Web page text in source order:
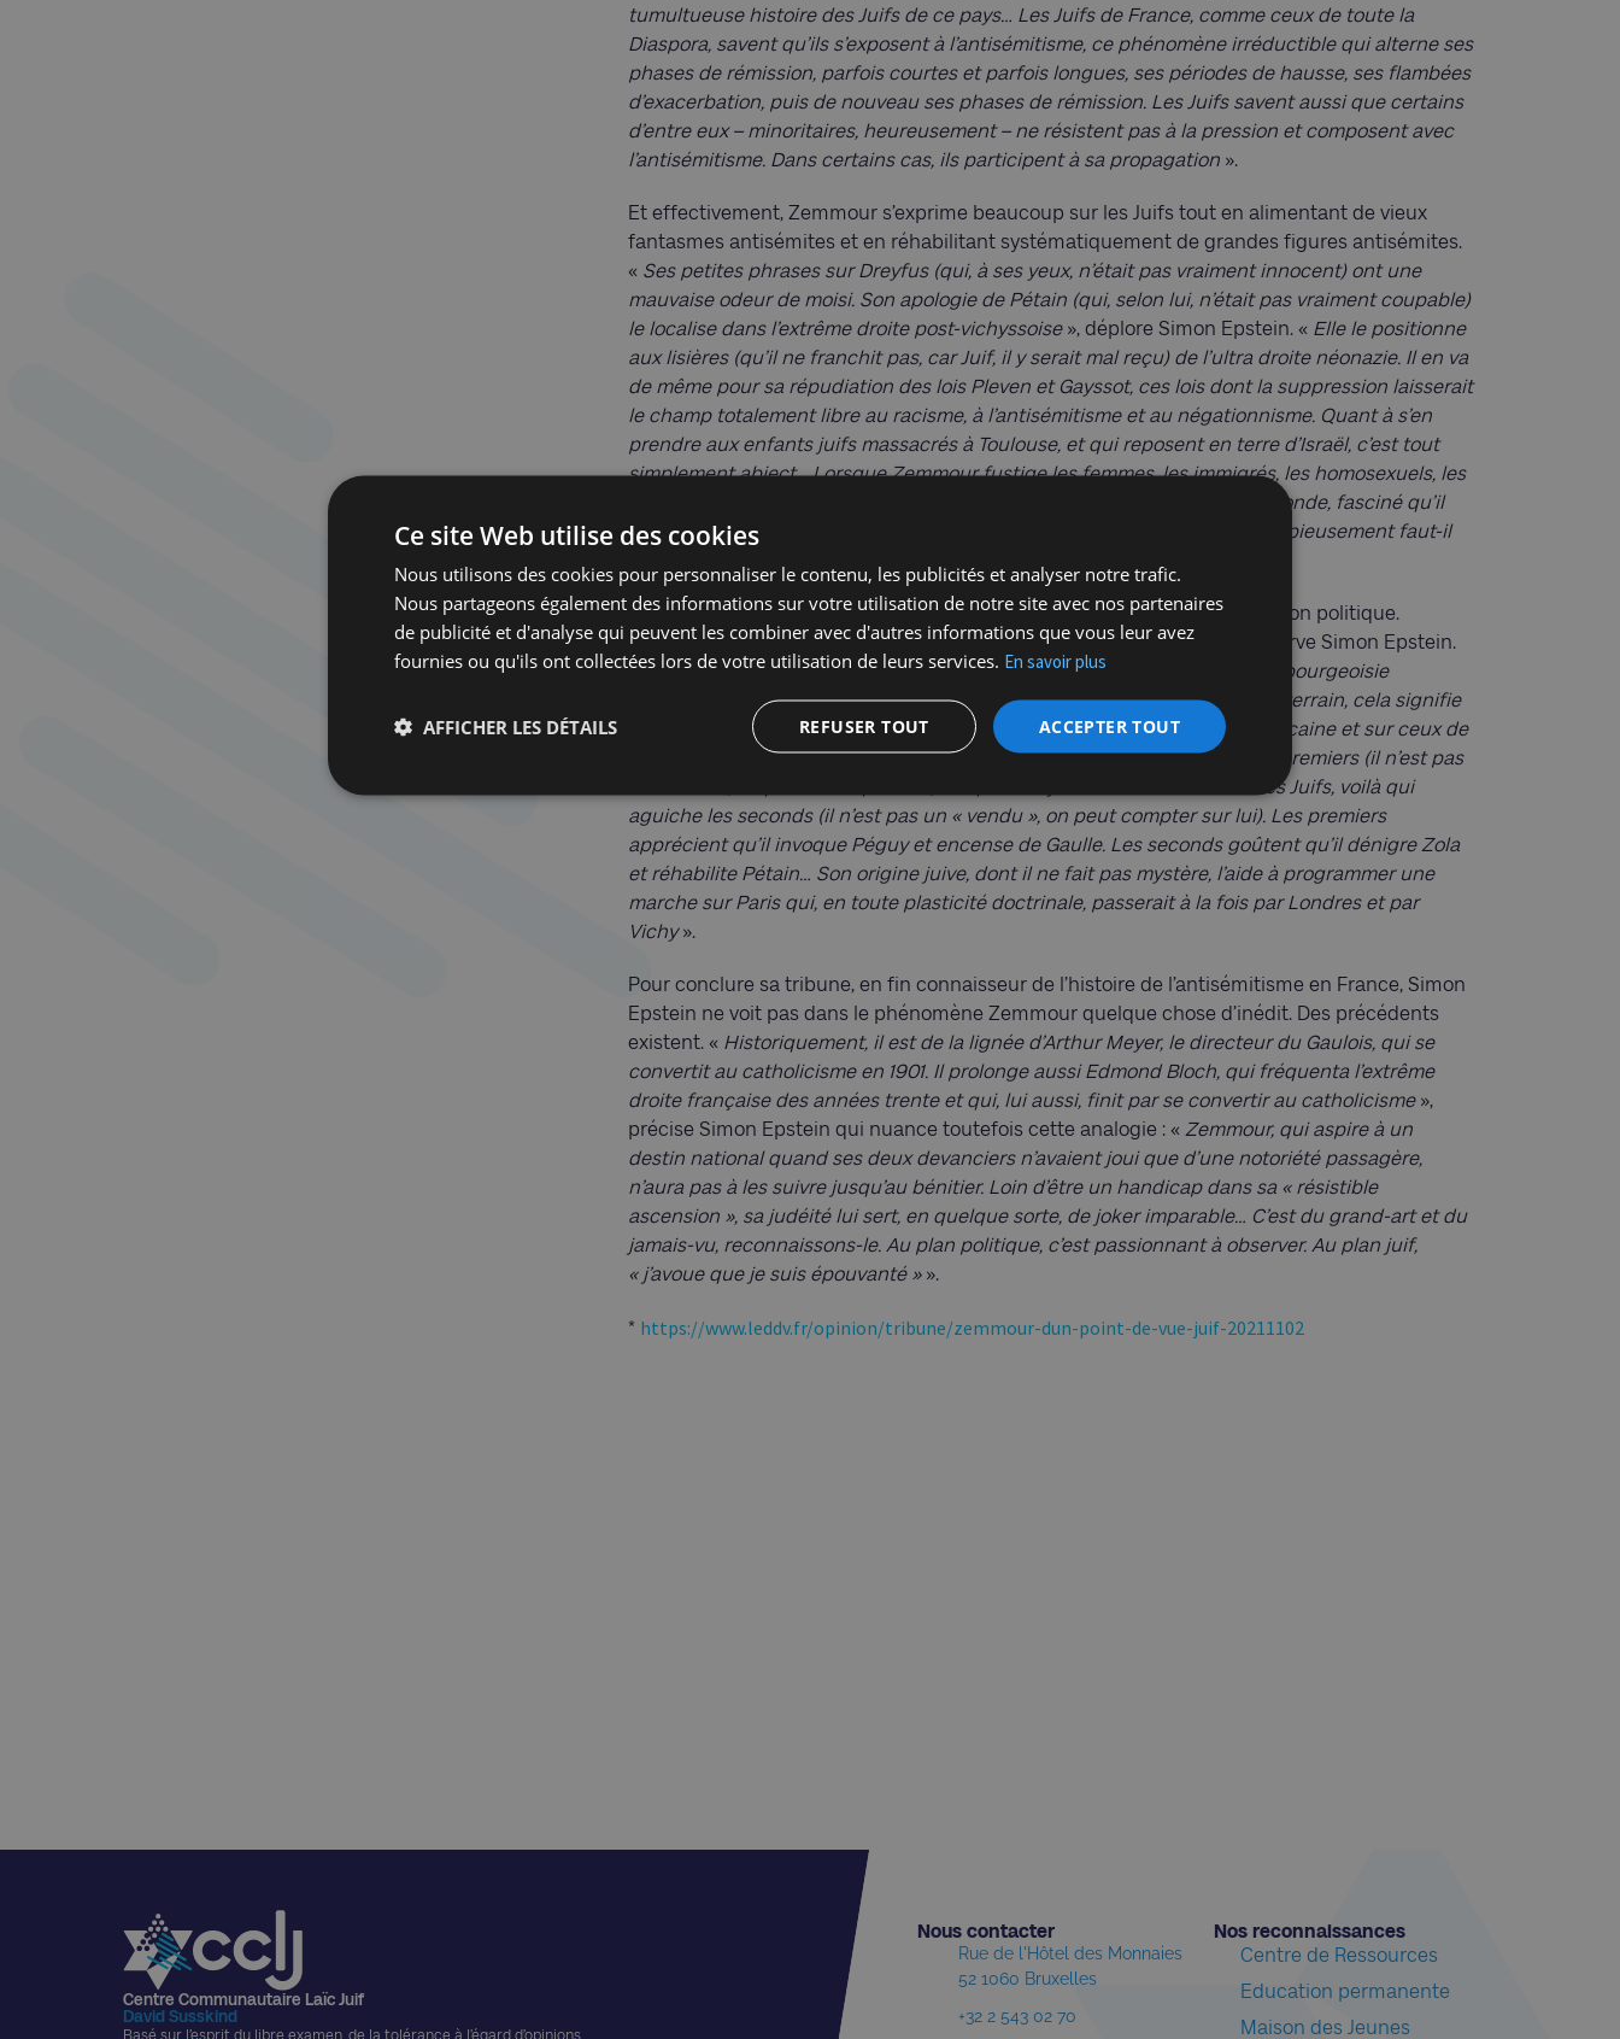
tumultueuse histoire des Juifs de ce pays… Les Juifs de France, comme ceux de toute la
Diaspora, savent qu’ils s’exposent à l’antisémitisme, ce phénomène irréductible qui alterne ses
phases de rémission, parfois courtes et parfois longues, ses périodes de hausse, ses flambées
d’exacerbation, puis de nouveau ses phases de rémission. Les Juifs savent aussi que certains
d’entre eux – minoritaires, heureusement – ne résistent pas à la pression et composent avec
l’antisémitisme. Dans certains cas, ils participent à sa propagation ».
Et effectivement, Zemmour s’exprime beaucoup sur les Juifs tout en alimentant de vieux
fantasmes antisémites et en réhabilitant systématiquement de grandes figures antisémites.
« Ses petites phrases sur Dreyfus (qui, à ses yeux, n’était pas vraiment innocent) ont une
mauvaise odeur de moisi. Son apologie de Pétain (qui, selon lui, n’était pas vraiment coupable)
le localise dans l’extrême droite post-vichyssoise», déplore Simon Epstein. « Elle le positionne
aux lisières (qu’il ne franchit pas, car Juif, il y serait mal reçu) de l’ultra droite néonazie. Il en va
de même pour sa répudiation des lois Pleven et Gayssot, ces lois dont la suppression laisserait
le champ totalement libre au racisme, à l’antisémitisme et au négationnisme. Quant à s’en
prendre aux enfants juifs massacrés à Toulouse, et qui reposent en terre d’Israël, c’est tout
simplement abject… Lorsque Zemmour fustige les femmes, les immigrés, les homosexuels, les
socialistes, les centristes, les élites, les bobos, il le fait par conviction profonde, fasciné qu’il
est par cette rhétorique d’extrême droite qu’il a lui-même enrichie, fort copieusement faut-il
Curieusement, la judéité n’apparait comme un obstacle dans son ascension politique.
«Quand il étrille les Juifs, il le fait aussi par ingéniosité médiatique
», observe Simon Epstein.
«Sa mission historique, telle qu’il la conçoit, est en effet de réconcilier la bourgeoisie
patriotique et les classes populaires. En langage décodé, en politique de terrain, cela signifie
qu’il mise à la fois, ce qui est difficile, sur les électeurs de la droite républicaine et sur ceux de
l’extrême droite populiste. Or qu’il soit lui-même juif, voilà qui rassure les premiers (il n’est pas
un fasciste, on peut voter pour lui). Et qu’il soit juif tout en malmenant les Juifs, voilà qui
aguiche les seconds (il n’est pas un « vendu », on peut compter sur lui). Les premiers
apprécient qu’il invoque Péguy et encense de Gaulle. Les seconds goûtent qu’il dénigre Zola
et réhabilite Pétain… Son origine juive, dont il ne fait pas mystère, l’aide à programmer une
marche sur Paris qui, en toute plasticité doctrinale, passerait à la fois par Londres et par
Vichy».
Pour conclure sa tribune, en fin connaisseur de l’histoire de l’antisémitisme en France, Simon
Epstein ne voit pas dans le phénomène Zemmour quelque chose d’inédit. Des précédents
existent. « Historiquement, il est de la lignée d’Arthur Meyer, le directeur du Gaulois, qui se
convertit au catholicisme en 1901. Il prolonge aussi Edmond Bloch, qui fréquenta l’extrême
droite française des années trente et qui, lui aussi, finit par se convertir au catholicisme»,
précise Simon Epstein qui nuance toutefois cette analogie : « Zemmour, qui aspire à un
destin national quand ses deux devanciers n’avaient joui que d’une notoriété passagère,
n’aura pas à les suivre jusqu’au bénitier. Loin d’être un handicap dans sa « résistible
ascension », sa judéité lui sert, en quelque sorte, de joker imparable… C’est du grand-art et du
jamais-vu, reconnaissons-le. Au plan politique, c’est passionnant à observer. Au plan juif,
« j’avoue que je suis épouvanté » ».
* https://www.leddv.fr/opinion/tribune/zemmour-dun-point-de-vue-juif-20211102
Centre Communautaire Laïc Juif
David Susskind
Basé sur l’esprit du libre examen, de la tolérance à l’égard d’opinions
Nous contacter​
Rue de l'Hôtel des Monnaies
52 1060 Bruxelles
+32 2 543 02 70
Nos reconnaissances​
Centre de Ressources
Education permanente
Maison des Jeunes
Ce site Web utilise des cookies
Nous utilisons des cookies pour personnaliser le contenu, les publicités et analyser notre trafic.
Nous partageons également des informations sur votre utilisation de notre site avec nos partenaires
de publicité et d'analyse qui peuvent les combiner avec d'autres informations que vous leur avez
fournies ou qu'ils ont collectées lors de votre utilisation de leurs services. En savoir plus
ACCEPTER TOUT
REFUSER TOUT
AFFICHER LES DÉTAILS